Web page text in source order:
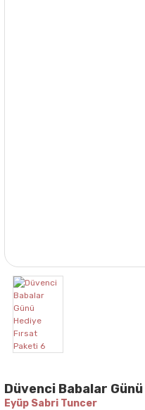
Düvenci Babalar
Eyüp Sabri Tuncer